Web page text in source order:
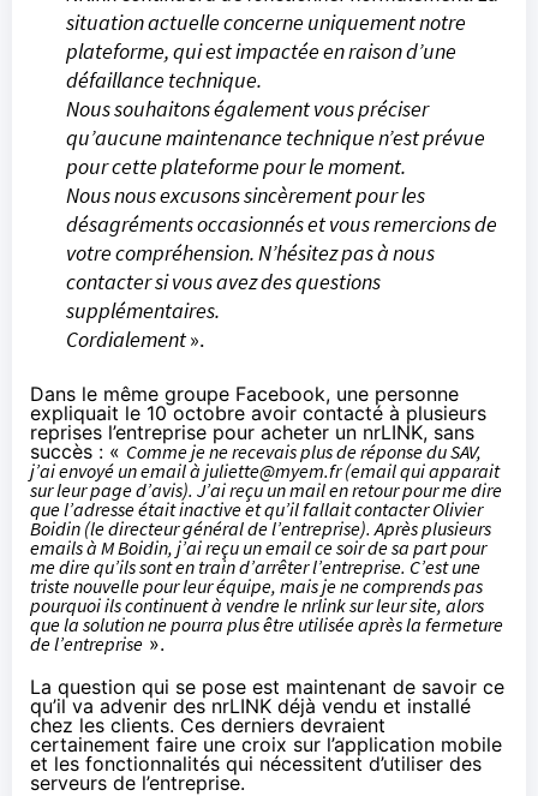
situation actuelle concerne uniquement notre
plateforme, qui est impactée en raison d’une
défaillance technique.
Nous souhaitons également vous préciser
qu’aucune maintenance technique n’est prévue
pour cette plateforme pour le moment.
Nous nous excusons sincèrement pour les
désagréments occasionnés et vous remercions de
votre compréhension. N’hésitez pas à nous
contacter si vous avez des questions
supplémentaires.
Cordialement».
Dans le même groupe Facebook, une personne
expliquait le 10 octobre avoir contacté à plusieurs
reprises l’entreprise pour acheter un nrLINK, sans
succès : « Comme je ne recevais plus de réponse du SAV,
j’ai envoyé un email à juliette@myem.fr (email qui apparait
sur leur page d’avis). J’ai reçu un mail en retour pour me dire
que l’adresse était inactive et qu’il fallait contacter Olivier
Boidin (le directeur général de l’entreprise). Après plusieurs
emails à M Boidin, j’ai reçu un email ce soir de sa part pour
me dire qu’ils sont en train d’arrêter l’entreprise. C’est une
triste nouvelle pour leur équipe, mais je ne comprends pas
pourquoi ils continuent à vendre le nrlink sur leur site, alors
que la solution ne pourra plus être utilisée après la fermeture
de l’entreprise ».
La question qui se pose est maintenant de savoir ce
qu’il va advenir des nrLINK déjà vendu et installé
chez les clients. Ces derniers devraient
certainement faire une croix sur l’application mobile
et les fonctionnalités qui nécessitent d’utiliser des
serveurs de l’entreprise.